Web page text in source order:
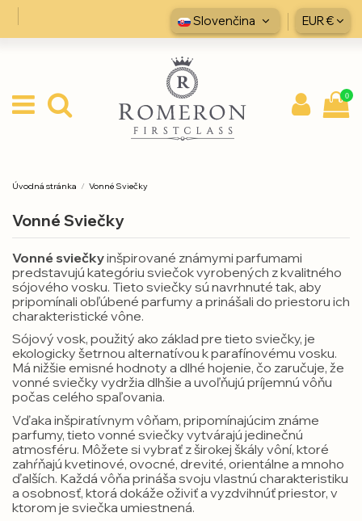
Slovenčina EUR €
0
Úvodná stránka Vonné Sviečky
Vonné Sviečky
Vonné sviečkyinšpirované známymi parfumami
predstavujú kategóriu sviečok vyrobených z kvalitného
sójového vosku. Tieto sviečky sú navrhnuté tak, aby
pripomínali obľúbené parfumy a prinášali do priestoru ich
charakteristické vône.
Sójový vosk, použitý ako základ pre tieto sviečky, je
ekologicky šetrnou alternatívou k parafínovému vosku.
Má nižšie emisné hodnoty a dlhé hojenie, čo zaručuje, že
vonné sviečky vydržia dlhšie a uvoľňujú príjemnú vôňu
počas celého spaľovania.
Vďaka inšpiratívnym vôňam, pripomínajúcim známe
parfumy, tieto vonné sviečky vytvárajú jedinečnú
atmosféru. Môžete si vybrať z širokej škály vôní, ktoré
zahŕňajú kvetinové, ovocné, drevité, orientálne a mnoho
ďalších. Každá vôňa prináša svoju vlastnú charakteristiku
a osobnosť, ktorá dokáže oživiť a vyzdvihnúť priestor, v
ktorom je sviečka umiestnená.